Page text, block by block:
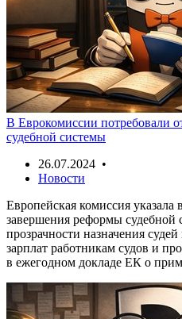
В Еврокомиссии потребовали
судебной системы
26.07.2024 •
Новости
Европейская комиссия
завершения реформы
прозрачности назначения
зарплат работникам судов и
в ежегодном докладе ЕК о